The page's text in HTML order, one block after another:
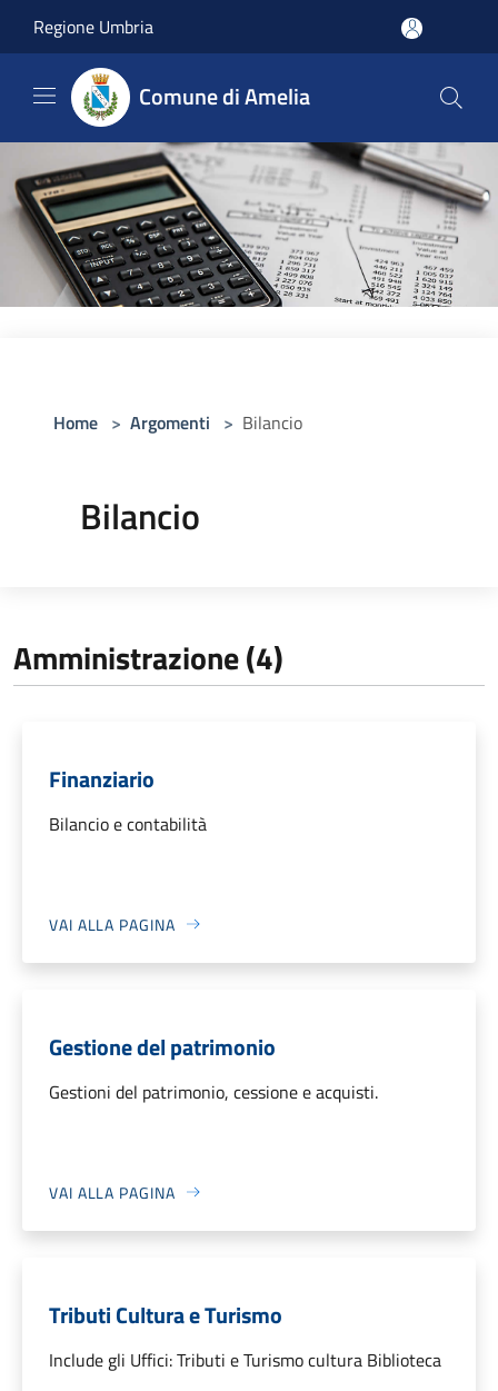
Regione Umbria
Comune di Amelia
Home > Argomenti > Bilancio
Bilancio
Amministrazione (4)
Finanziario
Bilancio e contabilità
VAI ALLA PAGINA
Gestione del patrimonio
Gestioni del patrimonio, cessione e acquisti.
VAI ALLA PAGINA
Tributi Cultura e Turismo
Include gli Uffici: Tributi e Turismo cultura Biblioteca